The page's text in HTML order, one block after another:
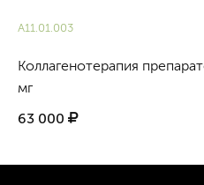
А11.01.003
Коллагенотерапия
мг
63 000